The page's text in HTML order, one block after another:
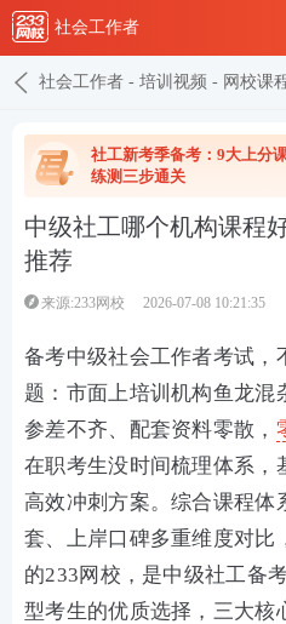
社会工作者
社会工作者 - 培训视频 - 网校课
社工新考季备考：9大上分
练测三步通关
中级社工哪个机构课程
推荐
来源:233网校 2026-07-08 10:21:35
备考中级社会工作者考试，
题：市面上培训机构鱼龙混
参差不齐、配套资料零散，
在职考生没时间梳理体系，
高效冲刺方案。综合课程体
套、上岸口碑多重维度对比
的233网校，是中级社工备
型考生的优质选择，三大核